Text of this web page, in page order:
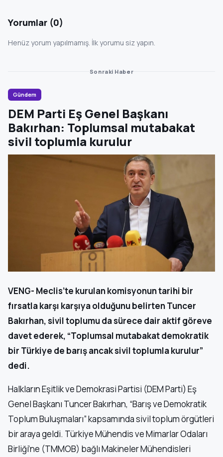
Yorumlar (0)
Henüz yorum yapılmamış. İlk yorumu siz yapın.
Sonraki Haber
Gündem
DEM Parti Eş Genel Başkanı
Bakırhan: Toplumsal mutabakat
sivil toplumla kurulur
VENG- Meclis’te kurulan komisyonun tarihi bir
fırsatla karşı karşıya olduğunu belirten Tuncer
Bakırhan, sivil toplumu da sürece dair aktif göreve
davet ederek, “Toplumsal mutabakat demokratik
bir Türkiye de barış ancak sivil toplumla kurulur”
dedi.
Halkların Eşitlik ve Demokrasi Partisi (DEM Parti) Eş
Genel Başkanı Tuncer Bakırhan, “Barış ve Demokratik
Toplum Buluşmaları” kapsamında sivil toplum örgütleri
bir araya geldi. Türkiye Mühendis ve Mimarlar Odaları
Birliği’ne (TMMOB) bağlı Makineler Mühendisleri